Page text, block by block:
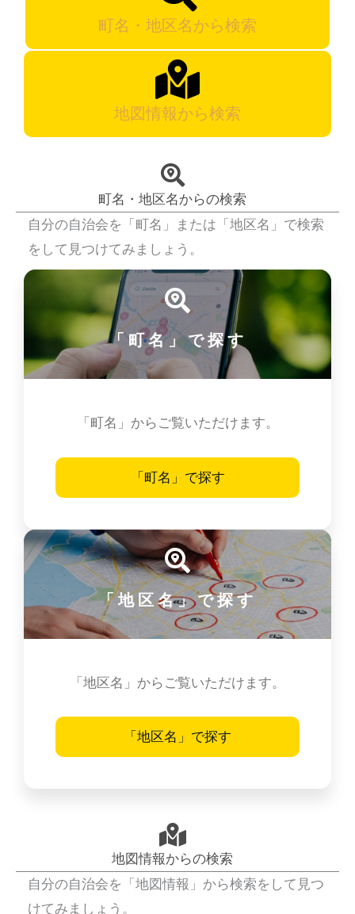
町名・地区名から検索
地図情報から検索
町名・地区名からの検索
自分の自治会を「町名」または「地区名」で検索
をして見つけてみましょう。
「町名」で探す
「町名」からご覧いただけます。
「町名」で探す
「地区名」で探す
「地区名」からご覧いただけます。
「地区名」で探す
地図情報からの検索
自分の自治会を「地図情報」から検索をして見つ
けてみましょう。